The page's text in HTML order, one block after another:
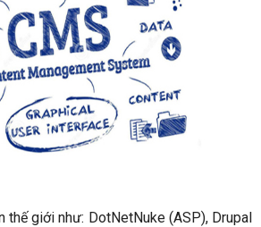
thế giới như: DotNetNuke (ASP), Drupal